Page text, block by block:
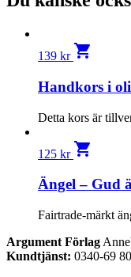
139 kr shopping_cart
Handkors i
Detta kors är
125 kr shopping_cart
Ängel – Gud
Fairtrade-märkt
Argument Förlag
Kundtjänst: 0340-69